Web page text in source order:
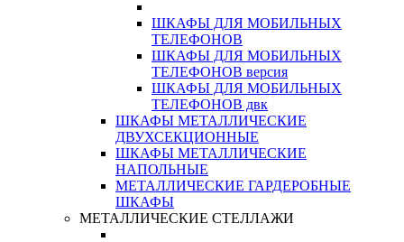
ШКАФЫ ДЛЯ МОБИЛЬНЫХ
ТЕЛЕФОНОВ
ШКАФЫ ДЛЯ МОБИЛЬНЫХ
ТЕЛЕФОНОВ версия
ШКАФЫ ДЛЯ МОБИЛЬНЫХ
ТЕЛЕФОНОВ двк
ШКАФЫ МЕТАЛЛИЧЕСКИЕ
ДВУХСЕКЦИОННЫЕ
ШКАФЫ МЕТАЛЛИЧЕСКИЕ
НАПОЛЬНЫЕ
МЕТАЛЛИЧЕСКИЕ ГАРДЕРОБНЫЕ
ШКАФЫ
МЕТАЛЛИЧЕСКИЕ СТЕЛЛАЖИ